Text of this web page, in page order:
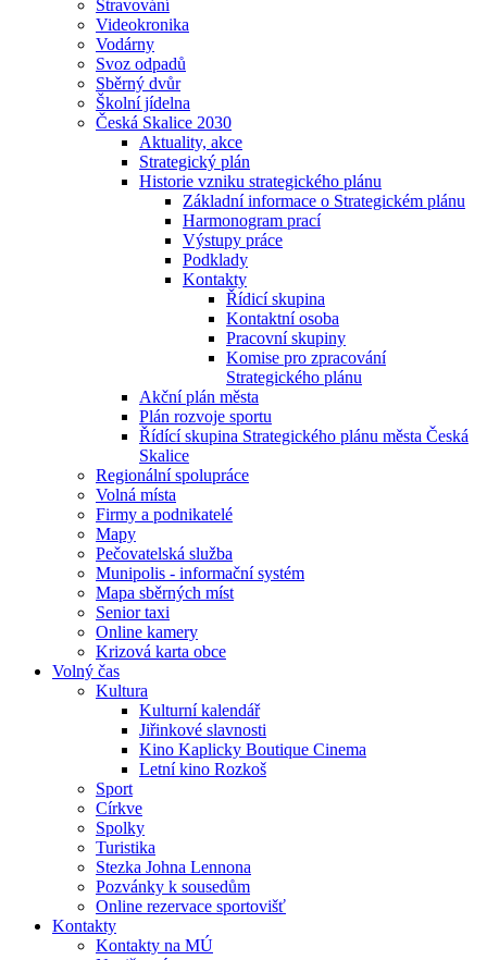
Stravování
Videokronika
Vodárny
Svoz odpadů
Sběrný dvůr
Školní jídelna
Česká Skalice 2030
Aktuality, akce
Strategický plán
Historie vzniku strategického plánu
Základní informace o Strategickém plánu
Harmonogram prací
Výstupy práce
Podklady
Kontakty
Řídicí skupina
Kontaktní osoba
Pracovní skupiny
Komise pro zpracování
Strategického plánu
Akční plán města
Plán rozvoje sportu
Řídící skupina Strategického plánu města Česká
Skalice
Regionální spolupráce
Volná místa
Firmy a podnikatelé
Mapy
Pečovatelská služba
Munipolis - informační systém
Mapa sběrných míst
Senior taxi
Online kamery
Krizová karta obce
Volný čas
Kultura
Kulturní kalendář
Jiřinkové slavnosti
Kino Kaplicky Boutique Cinema
Letní kino Rozkoš
Sport
Církve
Spolky
Turistika
Stezka Johna Lennona
Pozvánky k sousedům
Online rezervace sportovišť
Kontakty
Kontakty na MÚ